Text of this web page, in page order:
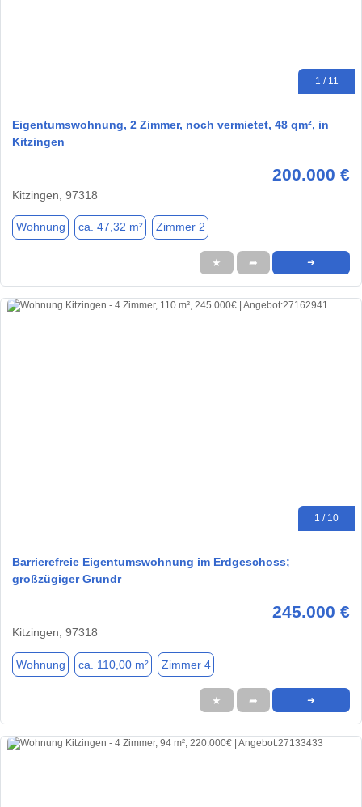
1 / 11
Eigentumswohnung, 2 Zimmer, noch vermietet, 48 qm², in
Kitzingen
200.000 €
Kitzingen, 97318
Wohnung ca. 47,32 m² Zimmer 2
★ ➦ ➜
1 / 10
Barrierefreie Eigentumswohnung im Erdgeschoss;
großzügiger Grundr
245.000 €
Kitzingen, 97318
Wohnung ca. 110,00 m² Zimmer 4
★ ➦ ➜